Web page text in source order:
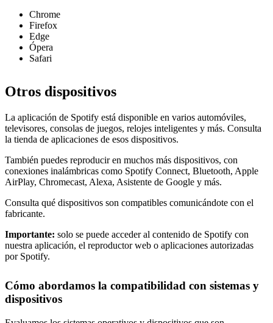
Chrome
Firefox
Edge
Ópera
Safari
Otros dispositivos
La aplicación de Spotify está disponible en varios automóviles,
televisores, consolas de juegos, relojes inteligentes y más. Consulta
la tienda de aplicaciones de esos dispositivos.
También puedes reproducir en muchos más dispositivos, con
conexiones inalámbricas como Spotify Connect, Bluetooth, Apple
AirPlay, Chromecast, Alexa, Asistente de Google y más.
Consulta qué dispositivos son compatibles comunicándote con el
fabricante.
Importante: solo se puede acceder al contenido de Spotify con
nuestra aplicación, el reproductor web o aplicaciones autorizadas
por Spotify.
Cómo abordamos la compatibilidad con sistemas y
dispositivos